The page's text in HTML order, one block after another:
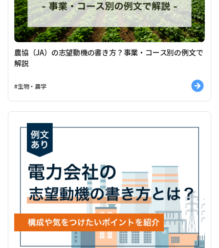
農協（JA）の志望動機の書き方？事業・コース別の例文で
解説
#生物・農学